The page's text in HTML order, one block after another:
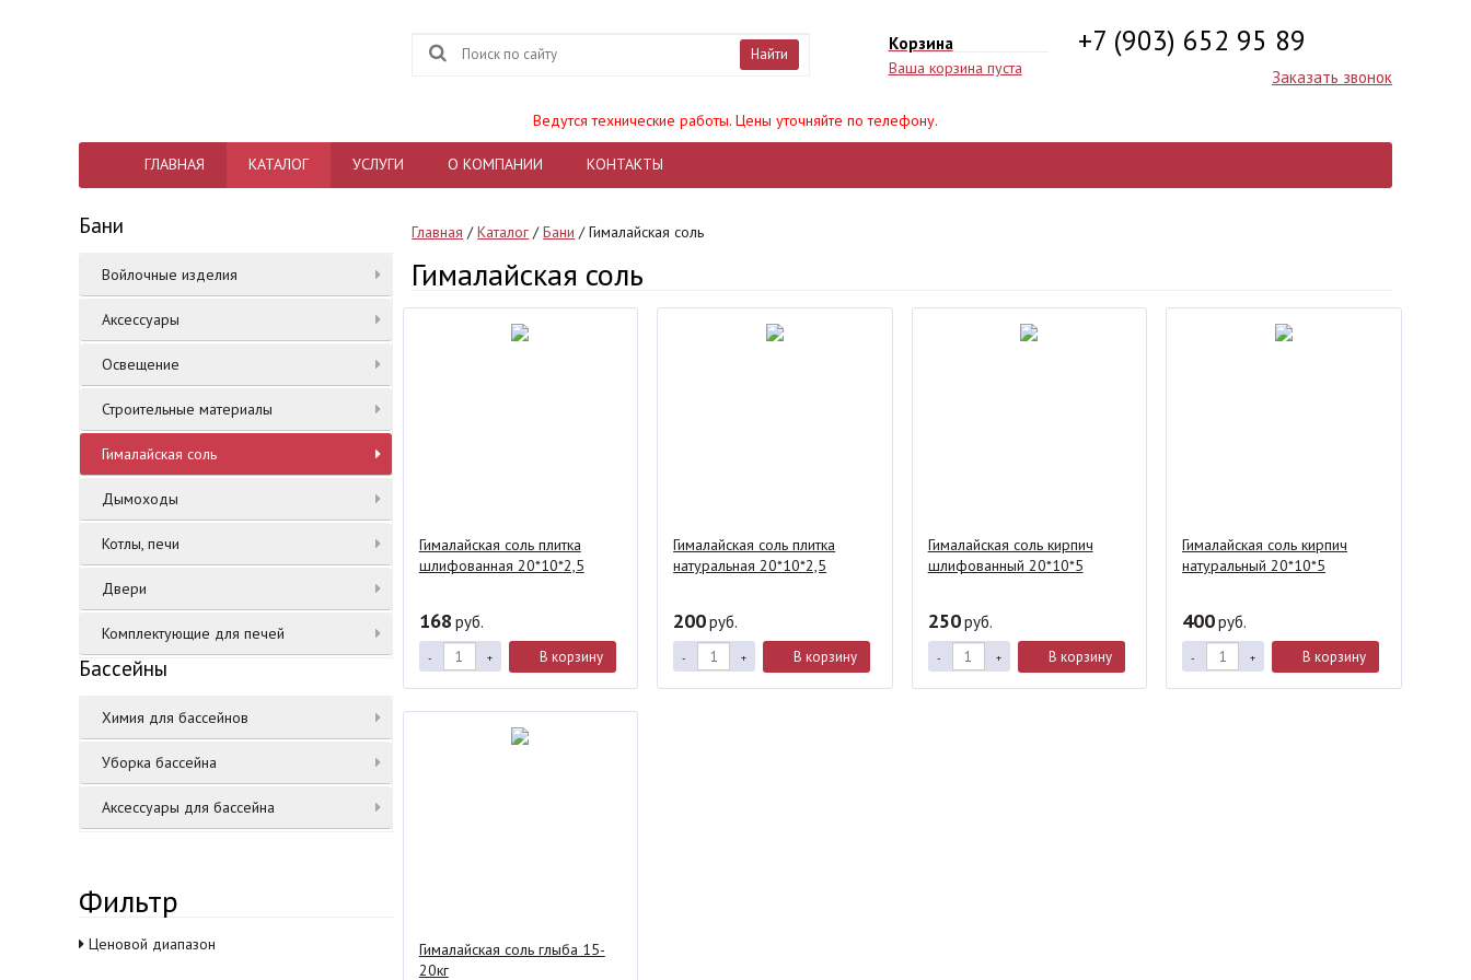
Найти
Корзина
Ваша корзина пуста
+7 (903) 652 95 89
Заказать звонок
Ведутся технические работы. Цены уточняйте по телефону.
ГЛАВНАЯ КАТАЛОГ УСЛУГИ О КОМПАНИИ КОНТАКТЫ
Бани
Войлочные изделия
Аксессуары
Освещение
Строительные материалы
Гималайская соль
Дымоходы
Котлы, печи
Двери
Комплектующие для печей
Бассейны
Химия для бассейнов
Уборка бассейна
Аксессуары для бассейна
Фильтр
Ценовой диапазон
Главная /Каталог /Бани /Гималайская соль
Гималайская соль
Гималайская соль плитка
шлифованная 20*10*2,5
168 руб.
- + В корзину
Гималайская соль плитка
натуральная 20*10*2,5
200руб.
- + В корзину
Гималайская соль кирпич
шлифованный 20*10*5
250руб.
- + В корзину
Гималайская соль кирпич
натуральный 20*10*5
400руб.
- + В корзину
Гималайская соль глыба 15-
20кг